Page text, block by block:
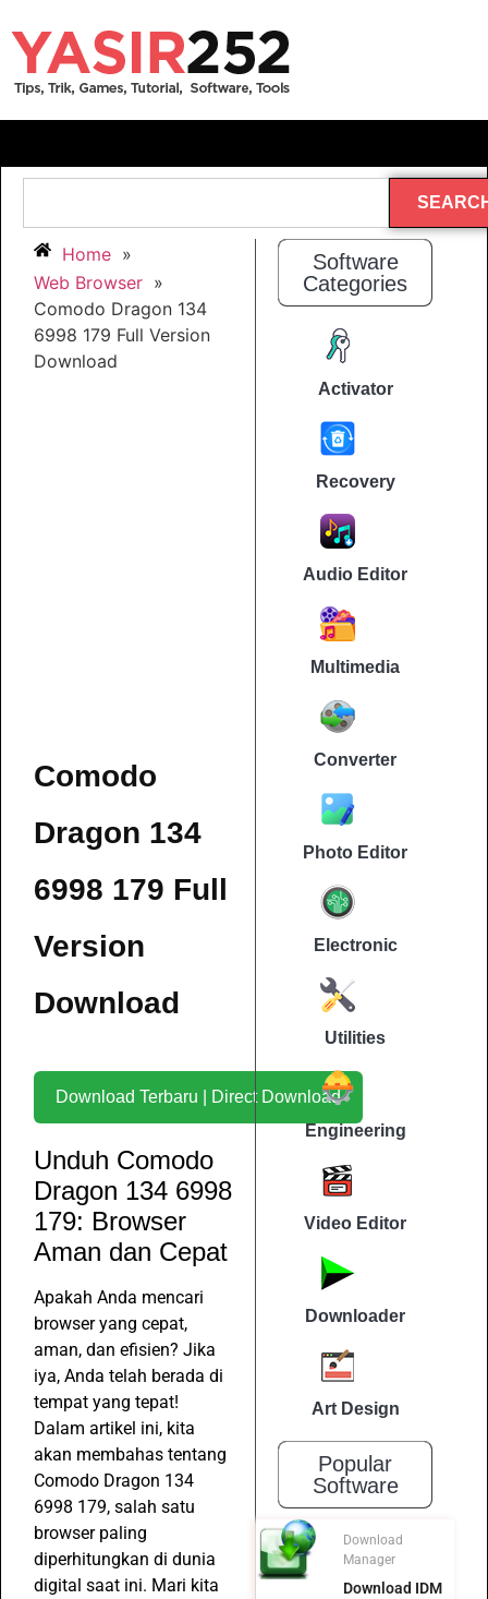
Home »
Web Browser »
Comodo Dragon 134
6998 179 Full Version
Download
Comodo
Dragon 134
6998 179 Full
Version
Download
Download Terbaru | Direct Download
Unduh Comodo
Dragon 134 6998
179: Browser
Aman dan Cepat
Apakah Anda mencari
browser yang cepat,
aman, dan efisien? Jika
iya, Anda telah berada di
tempat yang tepat!
Dalam artikel ini, kita
akan membahas tentang
Comodo Dragon 134
6998 179, salah satu
browser paling
diperhitungkan di dunia
digital saat ini. Mari kita
Software
Categories
Activator
Recovery
Audio Editor
Multimedia
Converter
Photo Editor
Electronic
Utilities
Engineering
Video Editor
Downloader
Art Design
Popular
Software
Download
Manager
Download IDM